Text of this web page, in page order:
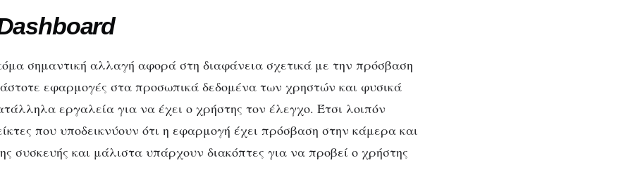
σημαντική αλλαγή αφορά στη διαφάνεια σχετικά με την πρόσβαση
εφαρμογές στα προσωπικά δεδομένα των χρηστών και φυσικά
εργαλεία για να έχει ο χρήστης τον έλεγχο. Έτσι λοιπόν
που υποδεικνύουν ότι η εφαρμογή έχει πρόσβαση στην κάμερα και
συσκευής και μάλιστα υπάρχουν διακόπτες για να προβεί ο χρήστης